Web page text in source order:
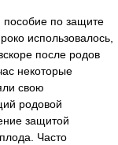
по защите
использовалось,
после родов
некоторые
свою
родовой
защитой
Часто